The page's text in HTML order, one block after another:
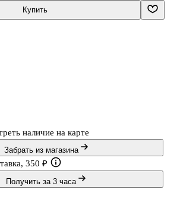
программе. . .Для широкого круга лиц,
язык на начальном этапе. .
Купить
наличие на карте
Забрать из магазина
350 ₽
Получить за 3 часа